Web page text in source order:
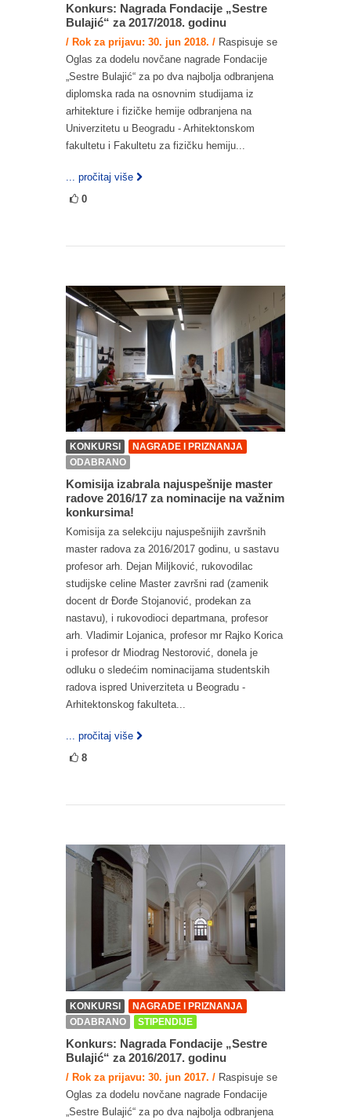
Konkurs: Nagrada Fondacije „Sestre
Bulajić“ za 2017/2018. godinu
/ Rok za prijavu: 30. jun 2018. / Raspisuje se
Oglas za dodelu novčane nagrade Fondacije
„Sestre Bulajić“ za po dva najbolja odbranjena
diplomska rada na osnovnim studijama iz
arhitekture i fizičke hemije odbranjena na
Univerzitetu u Beogradu - Arhitektonskom
fakultetu i Fakultetu za fizičku hemiju...
... pročitaj više
0
KONKURSI
NAGRADE I PRIZNANJA
ODABRANO
Komisija izabrala najuspešnije master
radove 2016/17 za nominacije na važnim
konkursima!
Komisija za selekciju najuspešnijih završnih
master radova za 2016/2017 godinu, u sastavu
profesor arh. Dejan Miljković, rukovodilac
studijske celine Master završni rad (zamenik
docent dr Đorđe Stojanović, prodekan za
nastavu), i rukovodioci departmana, profesor
arh. Vladimir Lojanica, profesor mr Rajko Korica
i profesor dr Miodrag Nestorović, donela je
odluku o sledećim nominacijama studentskih
radova ispred Univerziteta u Beogradu -
Arhitektonskog fakulteta...
... pročitaj više
8
KONKURSI
NAGRADE I PRIZNANJA
ODABRANO
STIPENDIJE
Konkurs: Nagrada Fondacije „Sestre
Bulajić“ za 2016/2017. godinu
/ Rok za prijavu: 30. jun 2017. / Raspisuje se
Oglas za dodelu novčane nagrade Fondacije
„Sestre Bulajić“ za po dva najbolja odbranjena